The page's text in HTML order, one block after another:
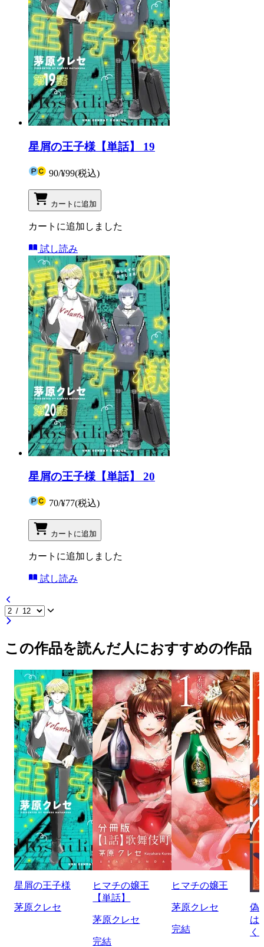
星屑の王子様【単話】 19
90/¥99(税込)
カートに追加
カートに追加しました
試し読み
星屑の王子様【単話】 20
70/¥77(税込)
カートに追加
カートに追加しました
試し読み
この作品を読んだ人におすすめの作品
星屑の王子様
茅原クレセ
ヒマチの嬢王
【単話】
茅原クレセ
完結
ヒマチの嬢王
茅原クレセ
完結
偽
は
く